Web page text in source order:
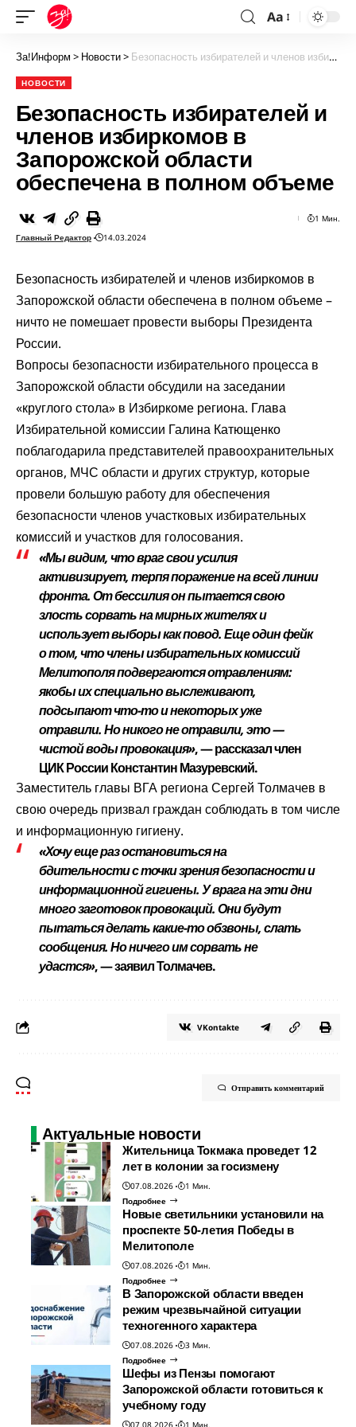
Aa
За!Информ > Новости> Безопасность избирателей и членов избиркомов в Запорожской области обеспечена в полном объеме
НОВОСТИ
Безопасность избирателей и
членов избиркомов в
Запорожской области
обеспечена в полном объеме
Главный Редактор 14.03.2024
1 Мин.
Безопасность избирателей и членов избиркомов в
Запорожской области обеспечена в полном объеме –
ничто не помешает провести выборы Президента
России.
Вопросы безопасности избирательного процесса в
Запорожской области обсудили назаседании
«круглого стола» в Избиркоме региона. Глава
Избирательной комиссии Галина Катющенко
поблагодарила представителей правоохранительных
органов, МЧС области и других структур, которые
провели большую работу для обеспечения
безопасности членов участковых избирательных
комиссий и участков для голосования.
«Мы видим, что враг свои усилия
активизирует, терпя поражение на всей линии
фронта. От бессилия он пытается свою
злость сорвать на мирных жителях и
использует выборы как повод. Еще один фейк
о том, что члены избирательных комиссий
Мелитополя подвергаются отравлениям:
якобы их специально выслеживают,
подсыпают что-то и некоторых уже
отравили. Но никого не отравили, это —
чистой воды провокация», — рассказал член
ЦИК России Константин Мазуревский.
Заместитель главы ВГА региона Сергей Толмачев в
свою очередь призвал граждан соблюдать в том числе
и информационную гигиену.
«Хочу еще раз остановиться на
бдительности с точки зрения безопасности и
информационной гигиены. У врага на эти дни
много заготовок провокаций. Они будут
пытаться делать какие-то обзвоны, слать
сообщения. Но ничего им сорвать не
удастся», — заявил Толмачев.
VKontakte
Отправить комментарий
Актуальные новости
Жительница Токмака проведет 12
лет в колонии за госизмену
07.08.2026
1 Мин.
Подробнее
Новые светильники установили на
проспекте 50-летия Победы в
Мелитополе
07.08.2026
1 Мин.
Подробнее
В Запорожской области введен
режим чрезвычайной ситуации
техногенного характера
07.08.2026
3 Мин.
Подробнее
Шефы из Пензы помогают
Запорожской области готовиться к
учебному году
07.08.2026 1 Мин.